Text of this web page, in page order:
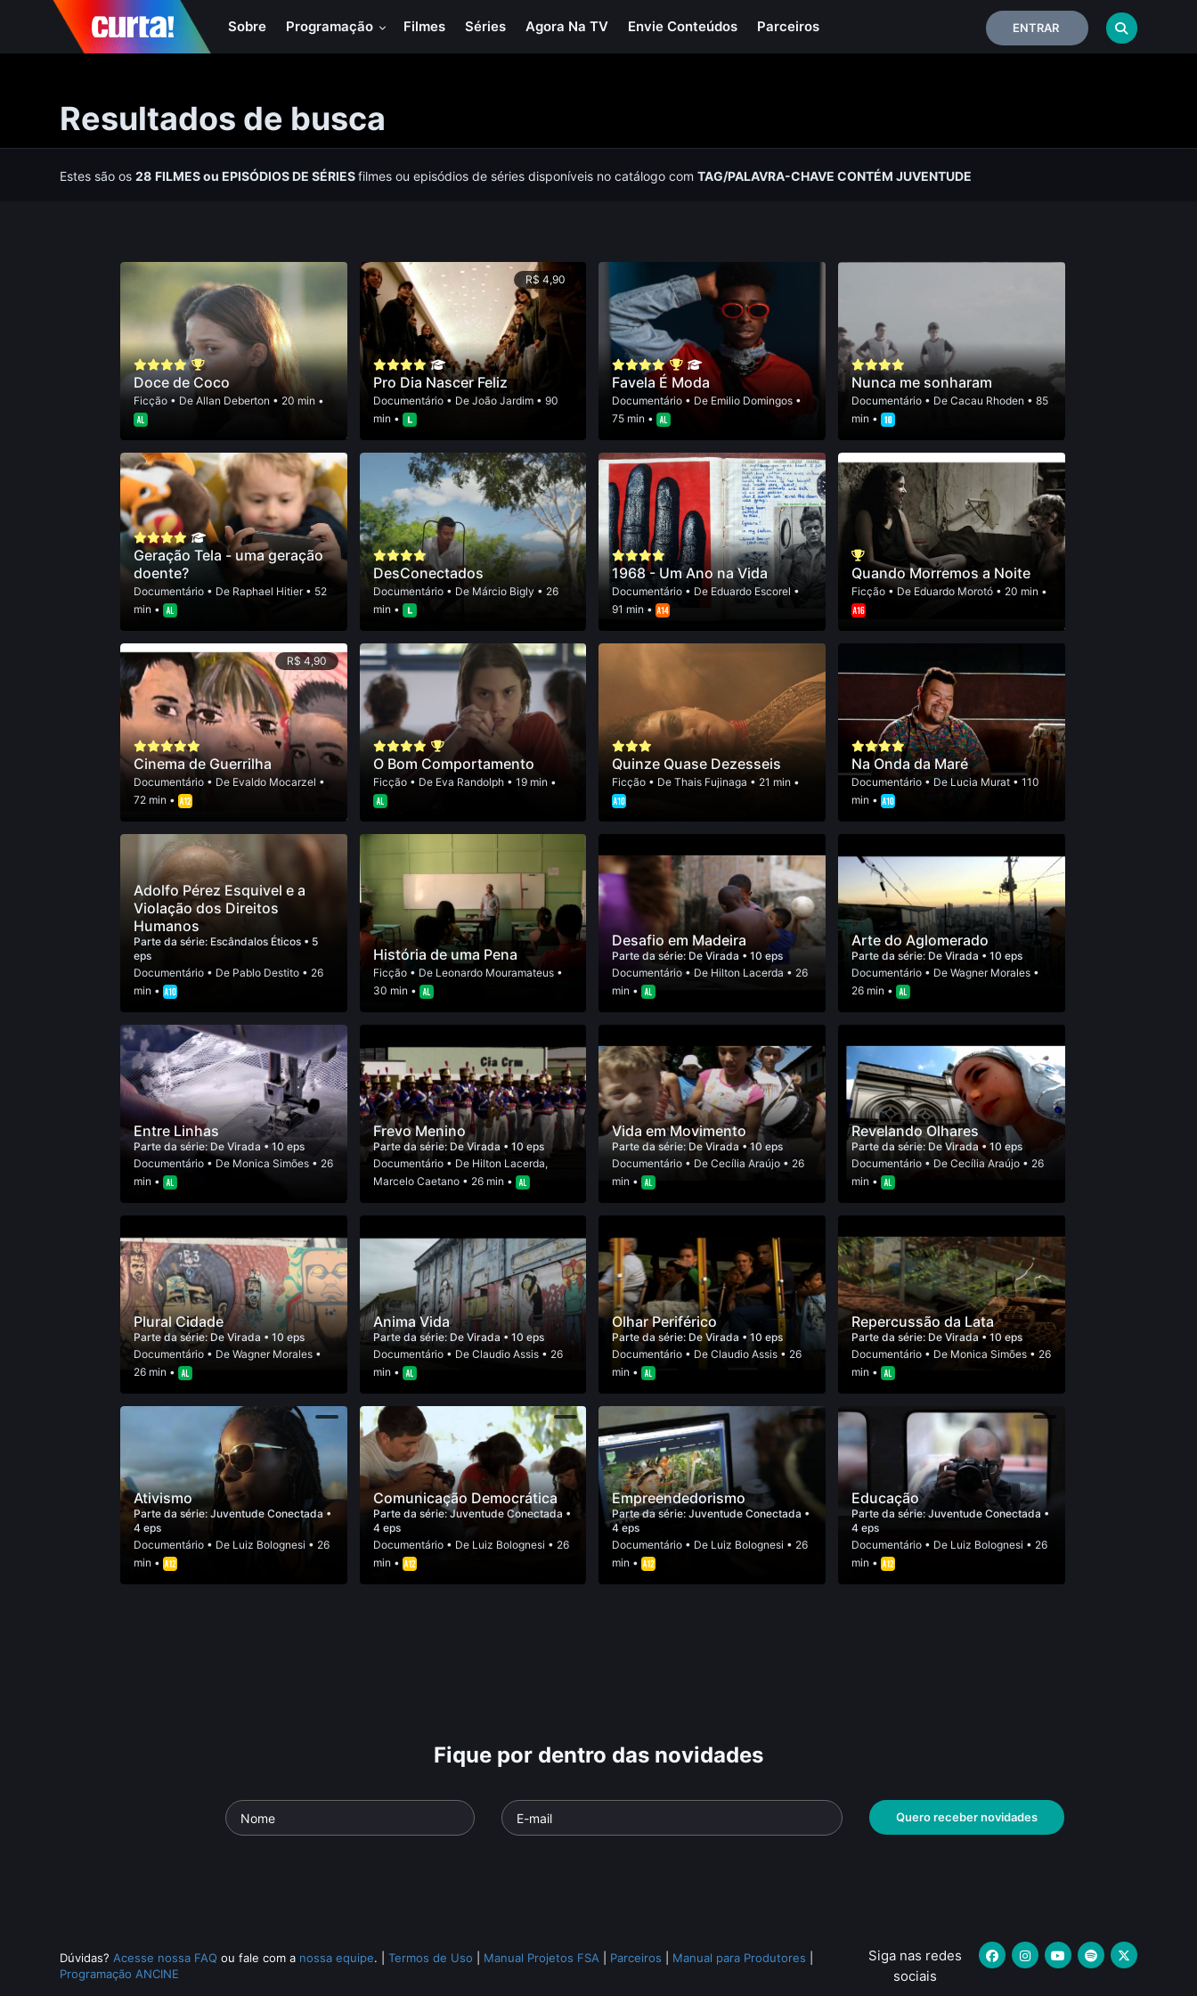
Sobre Programação Filmes Séries Agora Na TV Envie Conteúdos Parceiros ENTRAR
Resultados de busca
Estes são os28 FILMESou EPISÓDIOS DE SÉRIESfilmes ou episódios de séries disponíveis no catálogo comTAG/PALAVRA-CHAVE CONTÉM JUVENTUDE
Doce de Coco
Ficção• De Allan Deberton • 20 min •
R$ 4,90
Pro Dia Nascer Feliz
Documentário• De João Jardim• 90
min •
Favela É Moda
Documentário • De Emilio Domingos •
75 min •
Nunca me sonharam
Documentário • DeCacau Rhoden • 85
min •
Geração Tela - uma geração
doente?
Documentário• De Raphael Hitier• 52
min •
DesConectados
Documentário• De Márcio Bigly• 26
min •
1968 - Um Ano na Vida
Documentário • De Eduardo Escorel •
91 min •
Quando Morremos a Noite
Ficção • De Eduardo Morotó • 20 min •
R$ 4,90
Cinema de Guerrilha
Documentário• De Evaldo Mocarzel •
72 min •
O Bom Comportamento
Ficção• De Eva Randolph• 19 min •
Quinze Quase Dezesseis
Ficção • DeThais Fujinaga • 21 min •
Na Onda da Maré
Documentário• De Lucia Murat • 110
min •
Adolfo Pérez Esquivel e a
Violação dos Direitos
Humanos
Parte da série: Escândalos Éticos • 5
eps
Documentário• De Pablo Destito• 26
min •
História de uma Pena
Ficção• De Leonardo Mouramateus•
30 min •
Desafio em Madeira
Parte da série: De Virada • 10 eps
Documentário • De Hilton Lacerda • 26
min •
Arte do Aglomerado
Parte da série: De Virada • 10 eps
Documentário • DeWagner Morales •
26 min •
Entre Linhas
Parte da série: De Virada • 10 eps
Documentário• De Monica Simões• 26
min •
Frevo Menino
Parte da série:De Virada • 10 eps
Documentário• De Hilton Lacerda,
Marcelo Caetano• 26 min •
Vida em Movimento
Parte da série:De Virada• 10 eps
Documentário • DeCecília Araújo • 26
min •
Revelando Olhares
Parte da série: De Virada • 10 eps
Documentário • DeCecília Araújo • 26
min •
Plural Cidade
Parte da série: De Virada • 10 eps
Documentário• De Wagner Morales•
26 min •
Anima Vida
Parte da série: De Virada • 10 eps
Documentário• De Claudio Assis• 26
min •
Olhar Periférico
Parte da série: De Virada • 10 eps
Documentário • DeClaudio Assis • 26
min •
Repercussão da Lata
Parte da série: De Virada• 10 eps
Documentário • De Monica Simões • 26
min •
Ativismo
Parte da série: Juventude Conectada •
4 eps
Documentário• De Luiz Bolognesi • 26
min •
Comunicação Democrática
Parte da série:Juventude Conectada •
4 eps
Documentário• De Luiz Bolognesi • 26
min •
Empreendedorismo
Parte da série:Juventude Conectada •
4 eps
Documentário • De Luiz Bolognesi • 26
min •
Educação
Parte da série:Juventude Conectada•
4 eps
Documentário • De Luiz Bolognesi • 26
min •
Fique por dentro das novidades
Quero receber novidades
Dúvidas? Acesse nossa FAQ ou fale com a nossa equipe. |Termos de Uso Manual Projetos FSA Parceiros Manual para Produtores
Programação ANCINE
Siga nas redes
sociais